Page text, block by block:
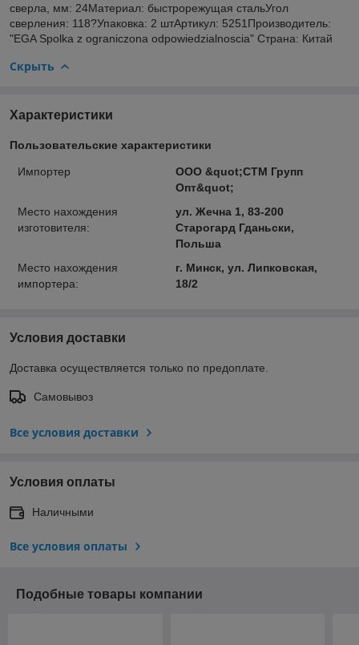
сверла, мм: 24Материал: быстрорежущая стальУгол
сверления: 118?Упаковка: 2 штАртикул: 5251Производитель:
"EGA Spolka z ograniczona odpowiedzialnoscia" Страна: Китай
Скрыть
Характеристики
Пользовательские характеристики
Импортер
ООО &quot;СТМ Групп
Опт&quot;
Место нахождения
изготовителя:
ул. Жечна 1, 83-200
Старогард Гданьски,
Польша
Место нахождения
импортера:
г. Минск, ул. Липковская,
18/2
Условия доставки
Доставка осуществляется только по предоплате.
Самовывоз
Все условия доставки
Условия оплаты
Наличными
Все условия оплаты
Подобные товары компании